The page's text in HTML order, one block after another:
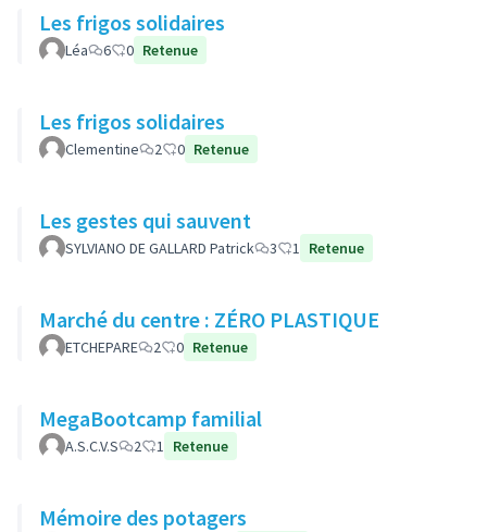
Les frigos solidaires
Léa 6 0 Retenue
Les frigos solidaires
Clementine 2 0 Retenue
Les gestes qui sauvent
SYLVIANO DE GALLARD Patrick 3 1 Retenue
Marché du centre : ZÉRO PLASTIQUE
ETCHEPARE 2 0 Retenue
MegaBootcamp familial
A.S.C.V.S 2 1 Retenue
Mémoire des potagers